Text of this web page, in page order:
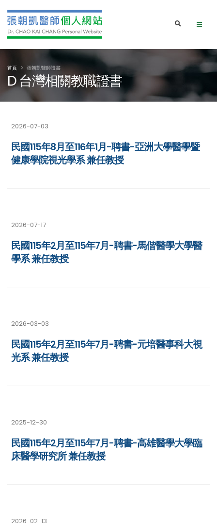
D 台灣相關教職證書
首頁 張朝凱醫師證書
2026-07-03
民國115年8月至116年1月-聘書-亞洲大學醫學暨
健康學院視光學系 兼任教授
2026-07-17
民國115年2月至115年7月-聘書-馬偕醫學大學醫
學系 兼任教授
2026-03-03
民國115年2月至115年7月-聘書-元培醫事科大視
光系 兼任教授
2025-12-30
民國115年2月至115年7月-聘書-高雄醫學大學臨
床醫學研究所 兼任教授
2026-02-13